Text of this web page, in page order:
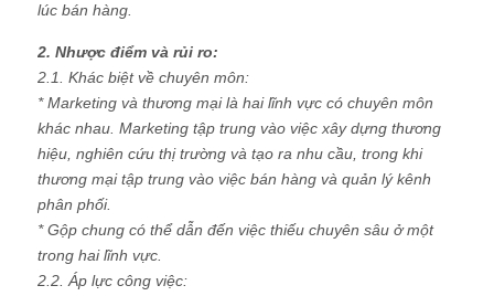
lúc bán hàng.
2. Nhược điểm và rủi ro:
2.1. Khác biệt về chuyên môn:
* Marketing và thương mại là hai lĩnh vực có chuyên môn
khác nhau. Marketing tập trung vào việc xây dựng thương
hiệu, nghiên cứu thị trường và tạo ra nhu cầu, trong khi
thương mại tập trung vào việc bán hàng và quản lý kênh
phân phối.
* Gộp chung có thể dẫn đến việc thiếu chuyên sâu ở một
trong hai lĩnh vực.
2.2. Áp lực công việc: